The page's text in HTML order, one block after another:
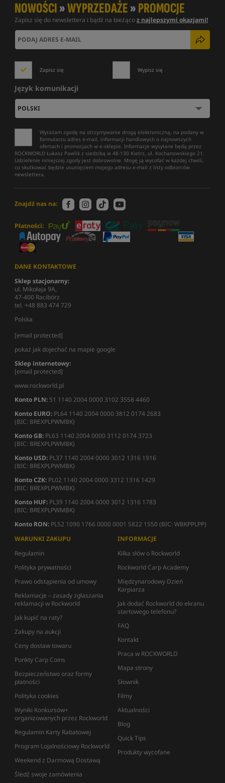
NOWOŚCI»WYPRZEDAŻE»PROMOCJE
Zapisz się do newslettera i bądź na bieżącoz najlepszymi okazjami!
Zapisz się Wypisz się
Język komunikacji
Wyrażam zgodę na otrzymywanie drogą elektroniczną, na podany w
formularzu adres e-mail, informacji handlowych o najnowszych
ofertach i promocjach w e-sklepie. Informacje wysyłane będą przez
ROCKWORLD Łukasz Pawlik z siedzibą w 48-130 Kietrz, ul. Kochanowskiego 21.
Udzielenie niniejszej zgody jest dobrowolne. Mogę ją wycofać w każdej chwili,
co skutkować będzie usunięciem mojego adresu e-mail z listy odbiorców
newslettera.
Znajdź nas na:
Płatności:
DANE KONTAKTOWE
Sklep stacjonarny:
ul. Mikołaja 9A,
47-400 Racibórz
tel. +48 883 474 729
Polska
[email protected]
pokaż jak dojechać na mapie google
Sklep internetowy:
[email protected]
www.rockworld.pl
Konto PLN: 51 1140 2004 0000 3102 3558 4460
Konto EURO: PL64 1140 2004 0000 3812 0174 2683
(BIC: BREXPLPWMBK)
Konto GB: PL63 1140 2004 0000 3112 0174 3723
(BIC: BREXPLPWMBK)
Konto USD: PL37 1140 2004 0000 3012 1316 1916
(BIC: BREXPLPWMBK)
Konto CZK: PL02 1140 2004 0000 3312 1316 1429
(BIC: BREXPLPWMBK)
Konto HUF: PL39 1140 2004 0000 3012 1316 1783
(BIC: BREXPLPWMBK)
Konto RON: PL52 1090 1766 0000 0001 5822 1550 (BIC: WBKPPLPP)
WARUNKI ZAKUPU
Regulamin
Polityka prywatności
Prawo odstąpienia od umowy
Reklamacje – zasady zgłaszania
reklamacji w Rockworld
Jak kupić na raty?
Zakupy na aukcji
Ceny dostaw towaru
Punkty Carp Coins
Bezpieczeństwo oraz formy
płatności
Polityka cookies
Wyniki Konkursów+
organizowanych przez Rockworld
Regulamin Karty Rabatowej
Program Lojalnościowy Rockworld
Weekend z Darmową Dostawą
Śledź swoje zamówienia
INFORMACJE
Kilka słów o Rockworld
Rockworld Carp Academy
Międzynarodowy Dzień
Karpiarza
Jak dodać Rockworld do ekranu
startowego telefonu?
FAQ
Kontakt
Praca w ROCKWORLD
Mapa strony
Słownik
Filmy
Aktualności
Blog
Quick Tips
Produkty wycofane